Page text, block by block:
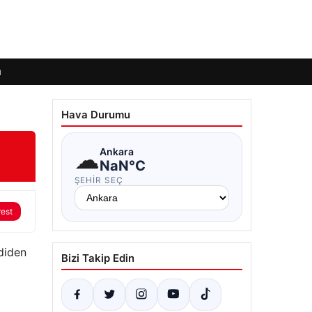
Hava Durumu
☁Ankara
NaN°C
ŞEHIR SEÇ
Bizi Takip Edin